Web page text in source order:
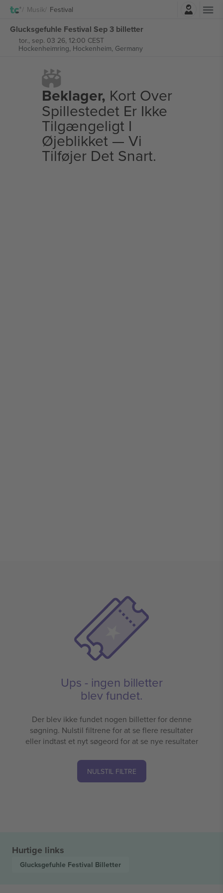
Musik Festival
Glucksgefuhle Festival Sep 3 billetter
tor., sep. 03 26, 12:00 CEST
Hockenheimring, Hockenheim, Germany
Beklager, Kort Over
Spillestedet Er Ikke
Tilgængeligt I
Øjeblikket — Vi
Tilføjer Det Snart.
Ups - ingen billetter
blev fundet.
Der blev ikke fundet nogen billetter for denne
søgning. Nulstil filtrene for at se flere resultater
eller indtast et nyt søgeord for at se nye resultater
NULSTIL FILTRE
Hurtige links
Glucksgefuhle Festival Billetter